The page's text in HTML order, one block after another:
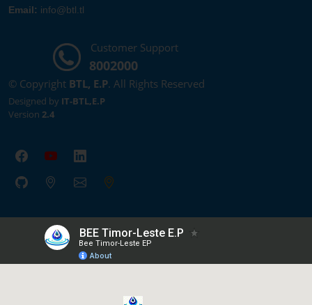
Email: info@btl.tl
Customer Support
8002000
© Copyright BTL, E.P. All Rights Reserved
Designed by IT-BTL,E.P
Version 2.4